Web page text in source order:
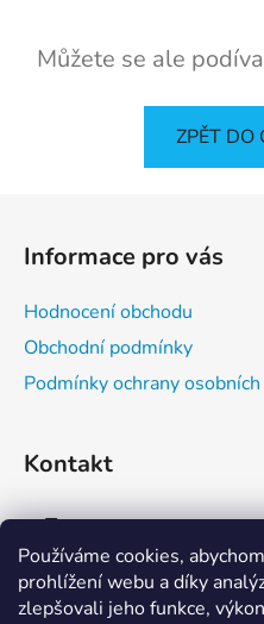
Používáme cookies,
prohlížení webu a díky
zlepšovali jeho funkce,
Můžete se ale
ZPĚT DO
Informace pro vás
Hodnocení obchodu
Obchodní podmínky
Podmínky ochrany
Kontakt
info@
604165146